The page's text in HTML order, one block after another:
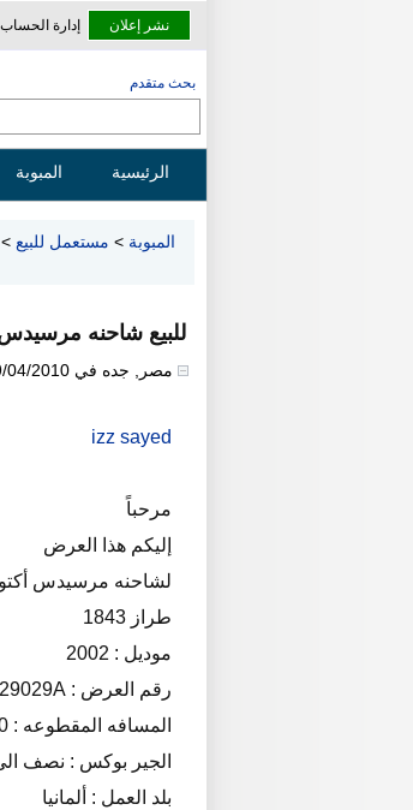
نشر إعلان إدارة الحساب
بحث متقدم
الرئيسية المبوبة
المبوبة > مستعمل للبيع >
للبيع شاحنه مرسيدس أكتورس طراز
مصر جده في 04/2010
izz sayed
مرحباً
إليكم هذا العرض
لشاحنه مرسيدس
طراز 1843
موديل : 2002
رقم العرض : 429029A
المسافه المقطوعه : 621.000 كم
الجير بوكس : نصف
بلد العمل : ألمانيا